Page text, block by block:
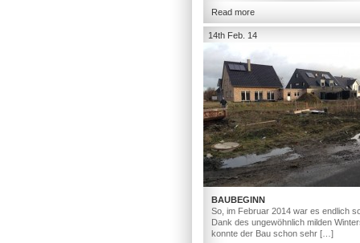
Read more
14th Feb. 14
BAUBEGINN
So, im Februar 2014 war es endlich
Dank des ungewöhnlich milden
konnte der Bau schon sehr […]